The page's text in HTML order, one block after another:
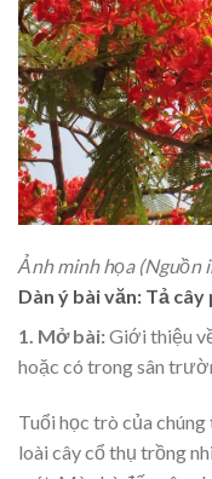
Ảnh minh họa (Nguồn
Dàn ý bài văn: Tả
1. Mở bài:Giới thiệu
hoặc có trong sân
Tuổi học trò của
loài cây cổ thụ trồng